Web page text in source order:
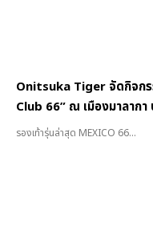
Onitsuka Tiger จัดกิจก
Club 66” ณ เมืองมาลากา
รองเท้ารุ่นล่าสุด MEXICO 66...